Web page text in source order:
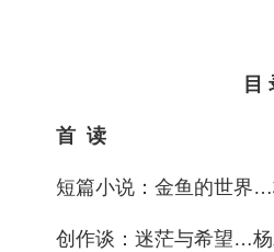
目
首 读
短篇小说：金鱼的世界
创作谈：迷茫与希望…